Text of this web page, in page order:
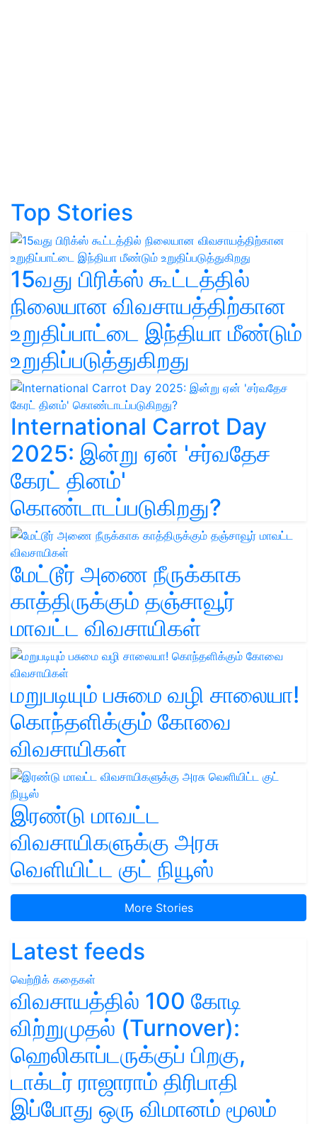
Top Stories
15வது பிரிக்ஸ் கூட்டத்தில்
நிலையான விவசாயத்திற்கான
உறுதிப்பாட்டை இந்தியா மீண்டும்
உறுதிப்படுத்துகிறது
International Carrot Day
2025: இன்று ஏன் 'சர்வதேச
கேரட் தினம்'
கொண்டாடப்படுகிறது?
மேட்டூர் அணை நீருக்காக
காத்திருக்கும் தஞ்சாவூர்
மாவட்ட விவசாயிகள்
மறுபடியும் பசுமை வழி சாலையா!
கொந்தளிக்கும் கோவை
விவசாயிகள்
இரண்டு மாவட்ட
விவசாயிகளுக்கு அரசு
வெளியிட்ட குட் நியூஸ்
More Stories
Latest feeds
வெற்றிக் கதைகள்
விவசாயத்தில் 100 கோடி
விற்றுமுதல் (Turnover):
ஹெலிகாப்டருக்குப் பிறகு,
டாக்டர் ராஜாராம் திரிபாதி
இப்போது ஒரு விமானம் மூலம்